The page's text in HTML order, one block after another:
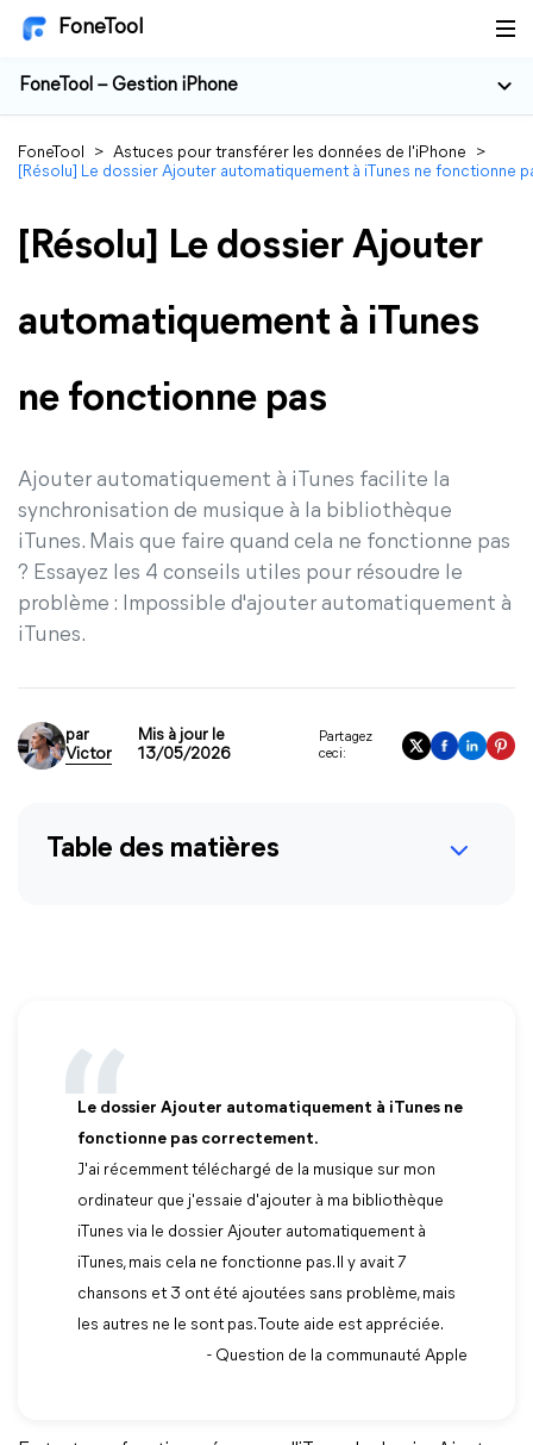
FoneTool
FoneTool – Gestion iPhone
FoneTool > Astuces pour transférer les données de l'iPhone
>
[Résolu] Le dossier Ajouter automatiquement à iTunes ne fonctionne
[Résolu] Le dossier Ajouter
automatiquement à iTunes
ne fonctionne pas
Ajouter automatiquement à iTunes facilite la
synchronisation de musique à la bibliothèque
iTunes. Mais que faire quand cela ne fonctionne pas
? Essayez les 4 conseils utiles pour résoudre le
problème : Impossible d'ajouter automatiquement à
iTunes.
par
Victor
Mis à jour le
13/05/2026
Partagez
ceci:
Table des matières
Le dossier Ajouter automatiquement à iTunes ne
fonctionne pas correctement.
J'ai récemment téléchargé de la musique sur mon
ordinateur que j'essaie d'ajouter à ma bibliothèque
iTunes via le dossier Ajouter automatiquement à
iTunes, mais cela ne fonctionne pas. Il y avait 7
chansons et 3 ont été ajoutées sans problème, mais
les autres ne le sont pas. Toute aide est appréciée.
- Question de la communauté Apple